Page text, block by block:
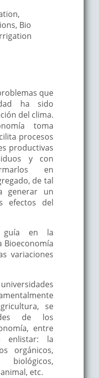
Bio
que
ha sido
del clima.
toma
procesos
productivas
y con
en
de tal
generar un
efectos del
guía en la
Bioeconomía
variaciones
se
de los
entre
enlistar: la
orgánicos,
etc.